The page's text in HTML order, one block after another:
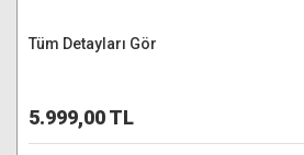
Tüm Detayları Gör
5.999,00 TL